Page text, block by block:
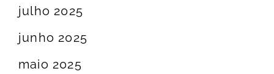
julho 2025
junho 2025
maio 2025